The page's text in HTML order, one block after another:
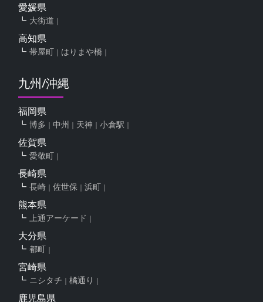
愛媛県
大街道
高知県
帯屋町 はりまや橋
九州/沖縄
福岡県
博多 中州 天神 小倉駅
佐賀県
愛敬町
長崎県
長崎 佐世保 浜町
熊本県
上通アーケード
大分県
都町
宮崎県
ニシタチ 橘通り
鹿児島県